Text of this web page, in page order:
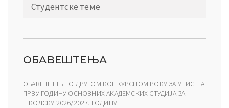
Студентске теме
ОБАВЕШТЕЊА
ОБАВЕШТЕЊЕ О ДРУГОМ КОНКУРСНОМ РОКУ ЗА УПИС НА
ПРВУ ГОДИНУ ОСНОВНИХ АКАДЕМСКИХ СТУДИЈА ЗА
ШКОЛСКУ 2026/2027. ГОДИНУ